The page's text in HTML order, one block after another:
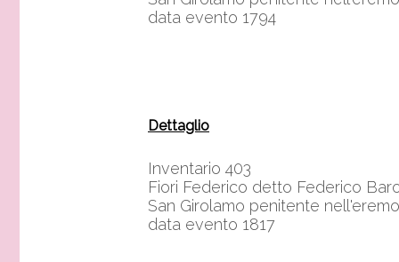
data evento 1794
Dettaglio
Inventario 403
Fiori Federico detto Federico
San Girolamo penitente nell'eremo
data evento 1817